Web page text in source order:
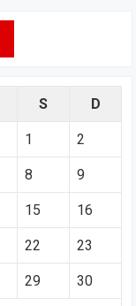
S D
1 2
8 9
15 16
22 23
29 30